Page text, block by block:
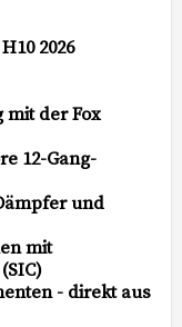
2026
mit der Fox
12-Gang-
und
mit
- direkt aus